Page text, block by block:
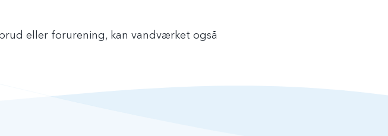
eller forurening, kan vandværket også